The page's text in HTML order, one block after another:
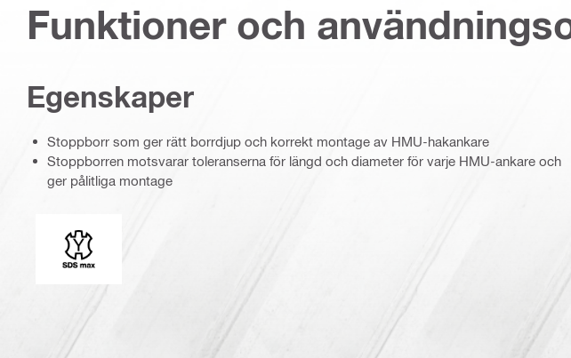
Funktioner och
Egenskaper
Stoppborr som ger rätt borrdjup och korrekt montage av HMU-hakankare
Stoppborren motsvarar toleranserna för längd och diameter för varje HMU-ankare och
ger pålitliga montage
Fäste